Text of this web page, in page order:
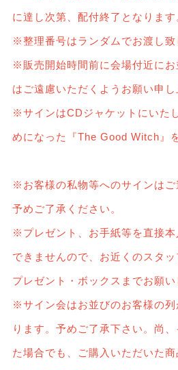
に達し次第、配付終了となります
※整理番号はランダムでお渡し致
※販売開始時間前に会場付近に
はご遠慮いただくようお願い申し
※サインはCDジャケットにいた
めになった『The Good Witch』
※お客様の私物等へのサインは
予めご了承ください。
※プレゼント、お手紙等を直接
できませんので、お近くのスタ
プレゼント・ボックスまでお願い
※サイン会はお並びのお客様の
ります。予めご了承下さい。尚
た場合でも、ご購入いただいた